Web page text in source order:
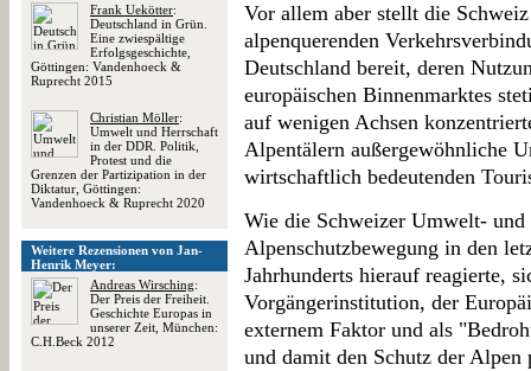
Frank Uekötter:
Deutschland in Grün.
Eine zwiespältige
Erfolgsgeschichte,
Göttingen: Vandenhoeck &
Ruprecht 2015
Christian Möller:
Umwelt und Herrschaft
in der DDR. Politik,
Protest und die
Grenzen der Partizipation in der
Diktatur, Göttingen:
Vandenhoeck & Ruprecht 2020
Weitere Rezensionen von Jan-
Henrik Meyer:
Andreas Wirsching:
Der Preis der Freiheit.
Geschichte Europas in
unserer Zeit, München:
C.H.Beck 2012
Vor allem aber stellt die
alpenquerenden
Deutschland bereit, deren
europäischen Binnenmarktes
auf wenigen Achsen
Alpentälern außergewöhnliche
wirtschaftlich bedeutenden
Wie die Schweizer Umwelt- und
Alpenschutzbewegung in den
Jahrhunderts hierauf reagierte,
Vorgängerinstitution, der
externem Faktor und als
und damit den Schutz der